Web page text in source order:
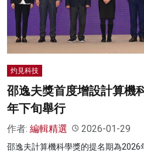
名家榜
灼見活動
灼見科技
邵逸夫獎首度增設計算機
年下旬舉行
作者: 編輯精選 2026-01-29
邵逸夫計算機科學獎的提名期為